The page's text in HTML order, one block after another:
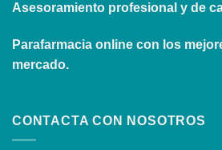
Asesoramiento profesional y de
Parafarmacia online con los
mercado.
CONTACTA CON NOSOTROS